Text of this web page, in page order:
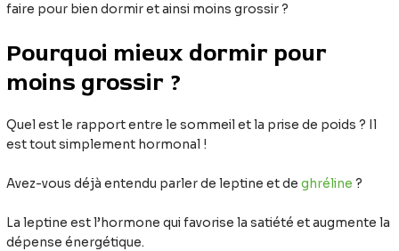
faire pour bien dormir et ainsi moins grossir ?
Pourquoi mieux dormir pour
moins grossir ?
Quel est le rapport entre le sommeil et la prise de poids ? Il
est tout simplement hormonal !
Avez-vous déjà entendu parler de leptine et deghréline ?
La leptine est l’hormone qui favorise la satiété et augmente la
dépense énergétique.